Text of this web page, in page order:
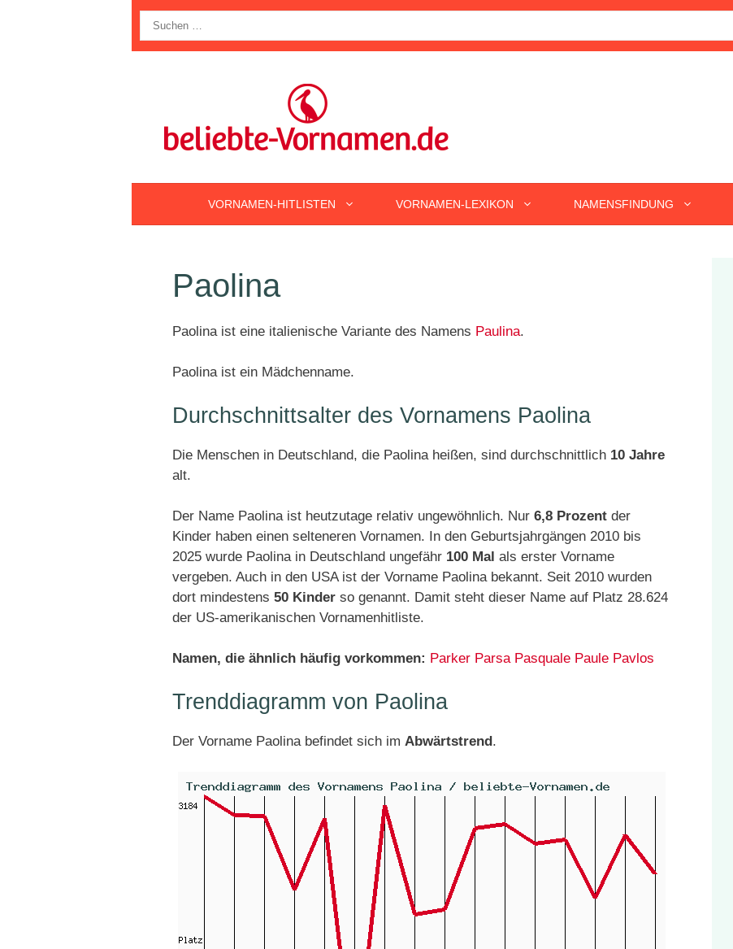
nach:
VORNAMEN-HITLISTEN VORNAMEN-LEXIKON NAMENSFINDUNG
Paolina
Paolina ist eine italienische Variante des Namens Paulina.
Paolina ist ein Mädchenname.
Durchschnittsalter des Vornamens Paolina
Die Menschen in Deutschland, die Paolina heißen, sind durchschnittlich 10 Jahre
alt.
Der Name Paolina ist heutzutage relativ ungewöhnlich. Nur 6,8 Prozent der
Kinder haben einen selteneren Vornamen. In den Geburtsjahrgängen 2010 bis
2025 wurde Paolina in Deutschland ungefähr 100 Mal als erster Vorname
vergeben. Auch in den USA ist der Vorname Paolina bekannt. Seit 2010 wurden
dort mindestens 50 Kinder so genannt. Damit steht dieser Name auf Platz 28.624
der US-amerikanischen Vornamenhitliste.
Namen, die ähnlich häufig vorkommen: Parker Parsa Pasquale Paule Pavlos
Trenddiagramm von Paolina
Der Vorname Paolina befindet sich im Abwärtstrend.